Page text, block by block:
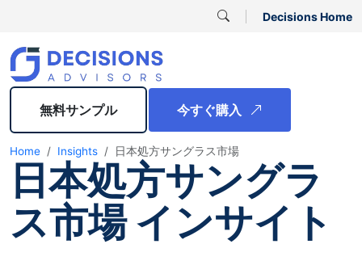
Decisions Home
無料サンプル 今すぐ購入
Home Insights 日本処方サングラス市場
日本処方サングラ
ス市場 インサイト